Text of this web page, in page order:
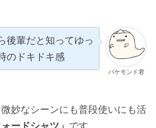
バケモンド君
後輩だと知ってゆっ
のドキドキ感
妙なシーンにも普段使いにも活